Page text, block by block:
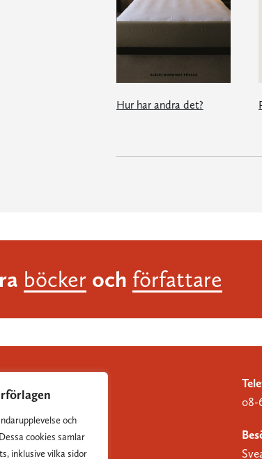
och
cookies samlar
inklusive vilka sidor
Hur har andra det?
böcker och författare
är Sveriges
08-